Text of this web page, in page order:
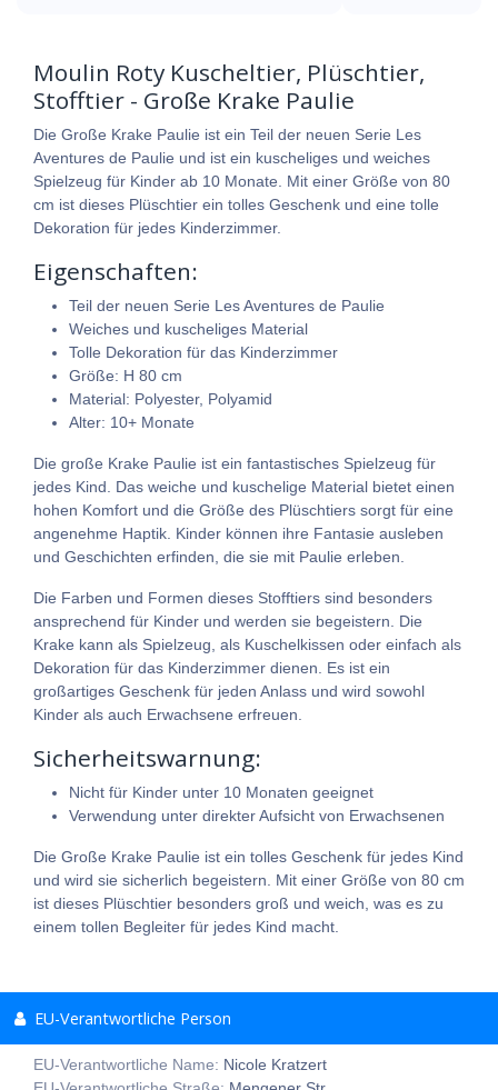
Moulin Roty Kuscheltier, Plüschtier,
Stofftier - Große Krake Paulie
Die Große Krake Paulie ist ein Teil der neuen Serie Les
Aventures de Paulie und ist ein kuscheliges und weiches
Spielzeug für Kinder ab 10 Monate. Mit einer Größe von 80
cm ist dieses Plüschtier ein tolles Geschenk und eine tolle
Dekoration für jedes Kinderzimmer.
Eigenschaften:
Teil der neuen Serie Les Aventures de Paulie
Weiches und kuscheliges Material
Tolle Dekoration für das Kinderzimmer
Größe: H 80 cm
Material: Polyester, Polyamid
Alter: 10+ Monate
Die große Krake Paulie ist ein fantastisches Spielzeug für
jedes Kind. Das weiche und kuschelige Material bietet einen
hohen Komfort und die Größe des Plüschtiers sorgt für eine
angenehme Haptik. Kinder können ihre Fantasie ausleben
und Geschichten erfinden, die sie mit Paulie erleben.
Die Farben und Formen dieses Stofftiers sind besonders
ansprechend für Kinder und werden sie begeistern. Die
Krake kann als Spielzeug, als Kuschelkissen oder einfach als
Dekoration für das Kinderzimmer dienen. Es ist ein
großartiges Geschenk für jeden Anlass und wird sowohl
Kinder als auch Erwachsene erfreuen.
Sicherheitswarnung:
Nicht für Kinder unter 10 Monaten geeignet
Verwendung unter direkter Aufsicht von Erwachsenen
Die Große Krake Paulie ist ein tolles Geschenk für jedes Kind
und wird sie sicherlich begeistern. Mit einer Größe von 80 cm
ist dieses Plüschtier besonders groß und weich, was es zu
einem tollen Begleiter für jedes Kind macht.
EU-Verantwortliche Person
EU-Verantwortliche Name: Nicole Kratzert